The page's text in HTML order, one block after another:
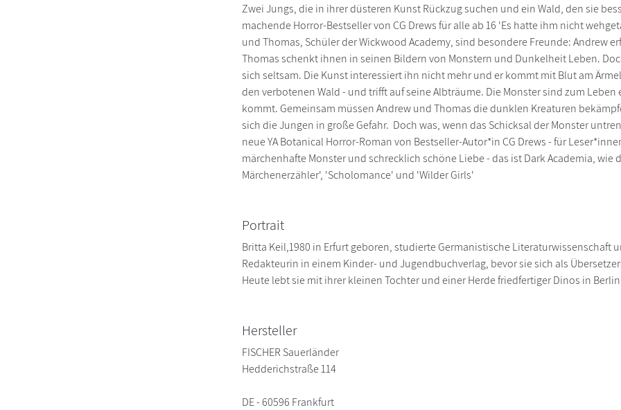
Zwei Jungs, die in ihrer düsteren Kunst Rückzug suchen und ein Wald, den sie
machende Horror-Bestseller von CG Drews für alle ab 16 'Es hatte ihm nicht
und Thomas, Schüler der Wickwood Academy, sind besondere Freunde: Andrew
Thomas schenkt ihnen in seinen Bildern von Monstern und Dunkelheit Leben.
sich seltsam. Die Kunst interessiert ihn nicht mehr und er kommt mit Blut am
den verbotenen Wald - und trifft auf seine Albträume. Die Monster sind zum
kommt. Gemeinsam müssen Andrew und Thomas die dunklen Kreaturen
sich die Jungen in große Gefahr. Doch was, wenn das Schicksal der Monster
neue YA Botanical Horror-Roman von Bestseller-Autor*in CG Drews - für
märchenhafte Monster und schrecklich schöne Liebe - das ist Dark Academia, wie
Märchenerzähler', 'Scholomance' und 'Wilder Girls'
Portrait
Britta Keil,1980 in Erfurt geboren, studierte Germanistische Literaturwissenschaft
Redakteurin in einem Kinder- und Jugendbuchverlag, bevor sie sich als
Heute lebt sie mit ihrer kleinen Tochter und einer Herde friedfertiger Dinos in
Hersteller
FISCHER Sauerländer
Hedderichstraße 114
DE - 60596 Frankfurt